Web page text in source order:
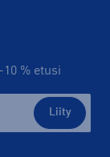
% etusi
Liity